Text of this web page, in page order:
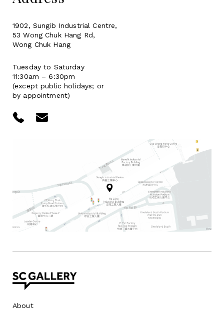
1902, Sungib Industrial Centre,
53 Wong Chuk Hang Rd,
Wong Chuk Hang
Tuesday to Saturday
11:30am – 6:30pm
(except public holidays; or
by appointment)
About